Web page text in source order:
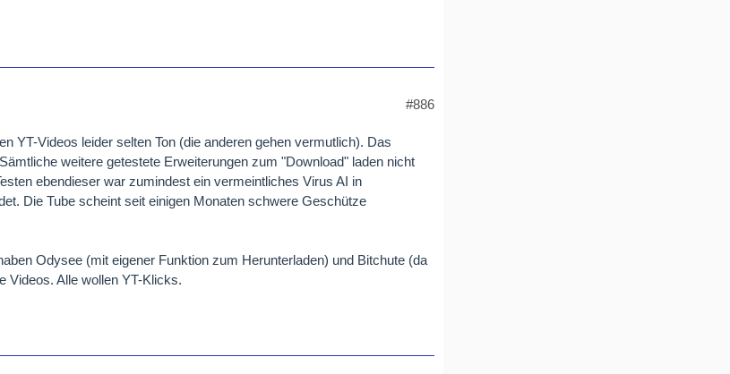
#886
YT-Videos leider selten Ton (die anderen gehen vermutlich). Das
weitere getestete Erweiterungen zum "Download" laden nicht
ebendieser war zumindest ein vermeintliches Virus AI in
Die Tube scheint seit einigen Monaten schwere Geschütze
Odysee (mit eigener Funktion zum Herunterladen) und Bitchute (da
Videos. Alle wollen YT-Klicks.